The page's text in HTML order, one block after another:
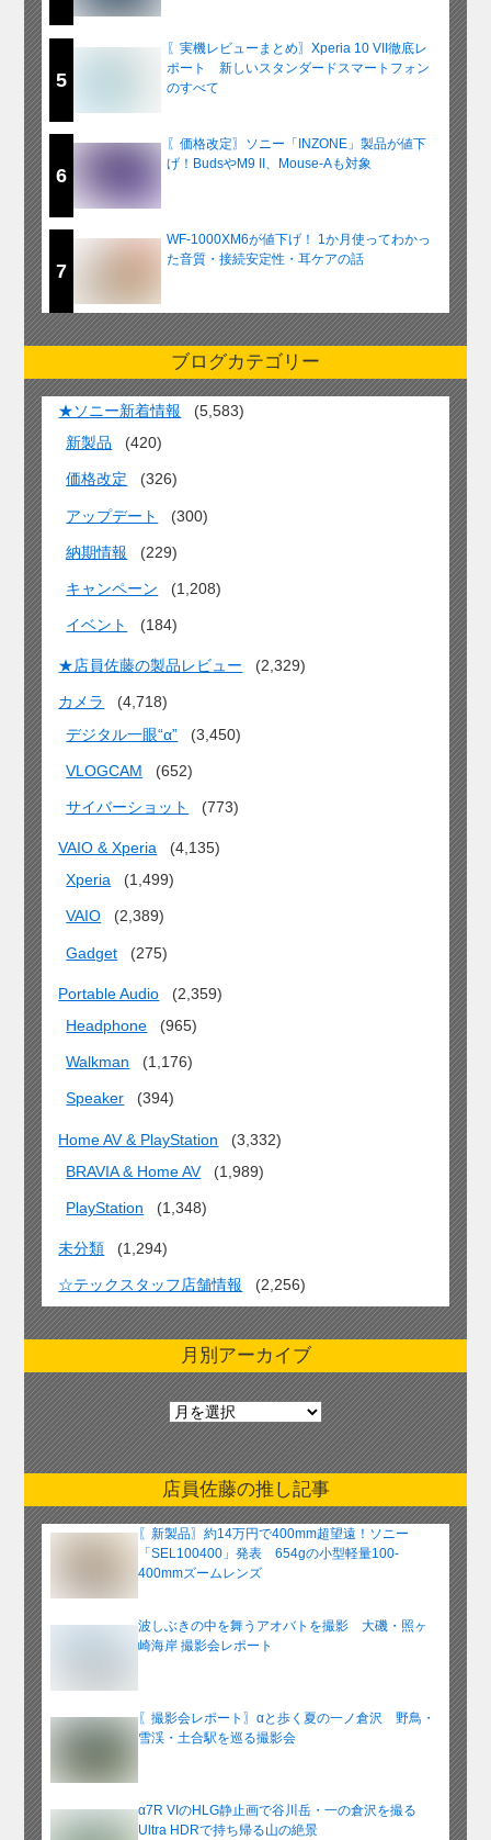
5
〖実機レビューまとめ〗Xperia 10 VII徹底レ
ポート 新しいスタンダードスマートフォン
のすべて
6
〖価格改定〗ソニー「INZONE」製品が値下
げ！BudsやM9 II、Mouse-Aも対象
7
WF-1000XM6が値下げ！ 1か月使ってわかっ
た音質・接続安定性・耳ケアの話
ブログカテゴリー
★ソニー新着情報
(5,583)
新製品
(420)
価格改定 (326)
アップデート (300)
納期情報 (229)
キャンペーン (1,208)
イベント (184)
★店員佐藤の製品レビュー (2,329)
カメラ
(4,718)
デジタル一眼“α”
(3,450)
VLOGCAM (652)
サイバーショット (773)
VAIO & Xperia
(4,135)
Xperia
(1,499)
VAIO (2,389)
Gadget (275)
Portable Audio
(2,359)
Headphone
(965)
Walkman (1,176)
Speaker (394)
Home AV & PlayStation
(3,332)
BRAVIA & Home AV
(1,989)
PlayStation (1,348)
未分類 (1,294)
☆テックスタッフ店舗情報 (2,256)
月別アーカイブ
月
別
ア
ー
カ
イ
ブ
店員佐藤の推し記事
〖新製品〗約14万円で400mm超望遠！ソニー
「SEL100400」発表 654gの小型軽量100-
400mmズームレンズ
波しぶきの中を舞うアオバトを撮影 大磯・照ヶ
崎海岸 撮影会レポート
〖撮影会レポート〗αと歩く夏の一ノ倉沢 野鳥・
雪渓・土合駅を巡る撮影会
α7R VIのHLG静止画で谷川岳・一の倉沢を撮る
Ultra HDRで持ち帰る山の絶景